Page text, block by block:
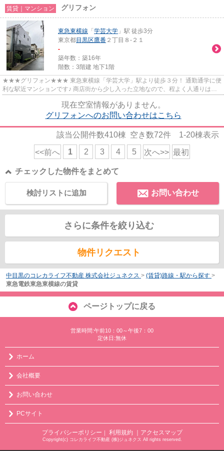
賃貸｜マンション グリフォン
東急東横線 「 学芸大学 」駅 徒歩3分
東京都目黒区鷹番 ２丁目８-２１
-
築年数：築16年
階数：3階建 地下1階
★★★グリフォン★★★ 東急東横線「学芸大学」駅より徒歩３分！ 通勤通学に便
利な駅近マンションです♪ 商店街から少し入った立地なので、程よく人通りはあ
現在空室情報がありません。
グリフォンへのお問い合わせはこちら
該当公開件数410棟 空き数72件 1-20棟表示
<<前へ 1 2 3 4 5 次へ>> 最初
チェックした物件をまとめて
お問い合わせ
検討リストに追加
さらに条件を絞り込む
物件リクエスト
中目黒のコレカライフ不動産 株式会社ジュネクス > (賃貸)路線・駅から探す >
東急電鉄東急東横線の賃貸
ページトップに戻る
営業時間:午前10：00～午後7：00
定休日:無休
ホーム
会社概要
お問い合わせ
PCサイト
プライバシーポリシー ｜ 利用規約 ｜アクセスマップ
Copyright(c) コレカライフ不動産 (株)ジュネクス All rights reserved.